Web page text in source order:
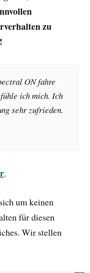
zu
ON fahre
ich mich. Ich
sehr zufrieden.
.
um keinen
für diesen
Wir stellen